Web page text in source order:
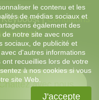
Keyboost |Conditions
avec nous
le contenu et les
de médias sociaux et
également des
notre site avec nos
sociaux, de publicité et
d'autres informations
recueillies lors de votre
à nos cookies si vous
site Web.
J'accepte